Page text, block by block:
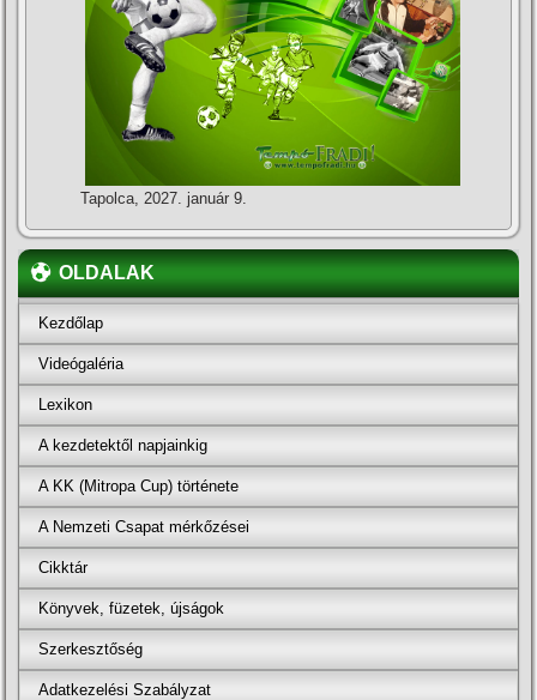
Tapolca, 2027. január 9.
OLDALAK
Kezdőlap
Videógaléria
Lexikon
A kezdetektől napjainkig
A KK (Mitropa Cup) története
A Nemzeti Csapat mérkőzései
Cikktár
Könyvek, füzetek, újságok
Szerkesztőség
Adatkezelési Szabályzat